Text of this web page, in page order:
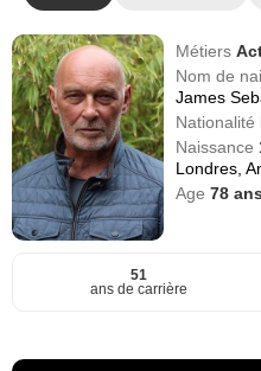
Métiers
Nom de
James
Nationalité
Naissance
Londres,
Age78 ans
51
ans de carrière